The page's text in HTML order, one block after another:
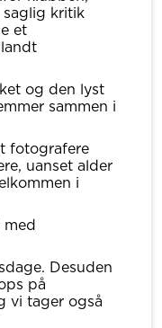
saglig kritik
et
og den lyst
sammen i
fotografere
uanset alder
i
med
Desuden
på
vi tager også